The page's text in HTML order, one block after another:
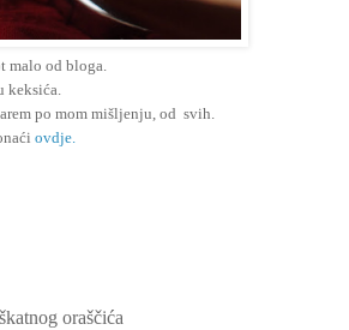
malo od bloga.
keksića.
po mom mišljenju, od svih.
ovdje.
oraščića